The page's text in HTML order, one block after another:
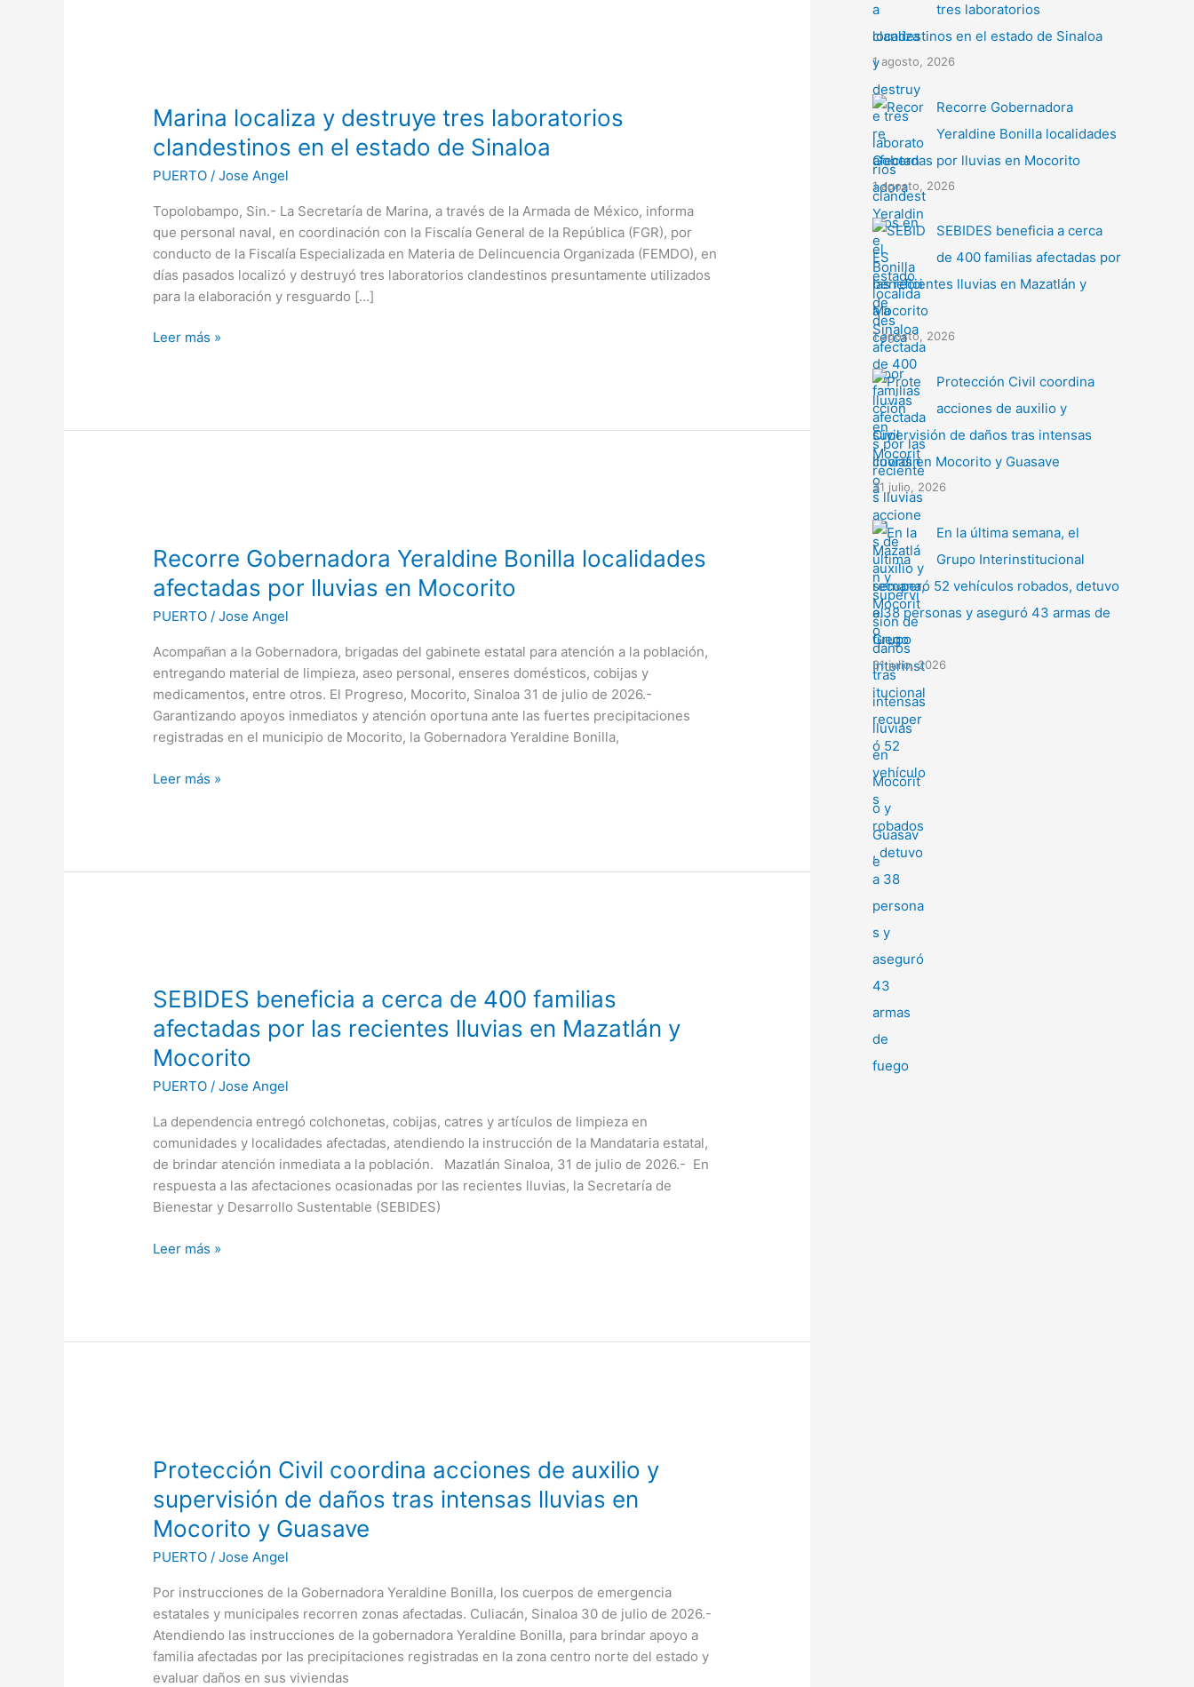
Marina localiza y destruye tres laboratorios
clandestinos en el estado de Sinaloa
PUERTO /Jose Angel
Topolobampo, Sin.- La Secretaría de Marina, a través de la Armada de México, informa
que personal naval, en coordinación con la Fiscalía General de la República (FGR), por
conducto de la Fiscalía Especializada en Materia de Delincuencia Organizada (FEMDO), en
días pasados localizó y destruyó tres laboratorios clandestinos presuntamente utilizados
para la elaboración y resguardo […]
y
destruye
tres
laboratorios
en
el
estado
de
Sinaloa
Leer más »
Recorre Gobernadora Yeraldine Bonilla localidades
afectadas por lluvias en Mocorito
PUERTO /Jose Angel
Acompañan a la Gobernadora, brigadas del gabinete estatal para atención a la población,
entregando material de limpieza, aseo personal, enseres domésticos, cobijas y
medicamentos, entre otros. El Progreso, Mocorito, Sinaloa 31 de julio de 2026.-
Garantizando apoyos inmediatos y atención oportuna ante las fuertes precipitaciones
registradas en el municipio de Mocorito, la Gobernadora Yeraldine Bonilla,
Yeraldine
Bonilla
localidades
afectadas
lluvias
en
Mocorito
Leer más »
SEBIDES beneficia a cerca de 400 familias
afectadas por las recientes lluvias en Mazatlán y
Mocorito
PUERTO /Jose Angel
La dependencia entregó colchonetas, cobijas, catres y artículos de limpieza en
comunidades y localidades afectadas, atendiendo la instrucción de la Mandataria estatal,
de brindar atención inmediata a la población. Mazatlán Sinaloa, 31 de julio de 2026.- En
respuesta a las afectaciones ocasionadas por las recientes lluvias, la Secretaría de
Bienestar y Desarrollo Sustentable (SEBIDES)
a
cerca
de
400
familias
por
las
recientes
lluvias
en
y
Leer más »
Protección Civil coordina acciones de auxilio y
supervisión de daños tras intensas lluvias en
Mocorito y Guasave
PUERTO /Jose Angel
Por instrucciones de la Gobernadora Yeraldine Bonilla, los cuerpos de emergencia
estatales y municipales recorren zonas afectadas. Culiacán, Sinaloa 30 de julio de 2026.-
Atendiendo las instrucciones de la gobernadora Yeraldine Bonilla, para brindar apoyo a
familia afectadas por las precipitaciones registradas en la zona centro norte del estado y
evaluar daños en sus viviendas
coordina
de
auxilio
y
de
daños
tras
intensas
lluvias
tres laboratorios
clandestinos en el estado de Sinaloa
1 agosto, 2026
Recorre Gobernadora
Yeraldine Bonilla localidades
afectadas por lluvias en Mocorito
1 agosto, 2026
SEBIDES beneficia a cerca
de 400 familias afectadas por
las recientes lluvias en Mazatlán y
Mocorito
1 agosto, 2026
Protección Civil coordina
acciones de auxilio y
supervisión de daños tras intensas
lluvias en Mocorito y Guasave
31 julio, 2026
En la última semana, el
Grupo Interinstitucional
recuperó 52 vehículos robados, detuvo
a 38 personas y aseguró 43 armas de
fuego
31 julio, 2026